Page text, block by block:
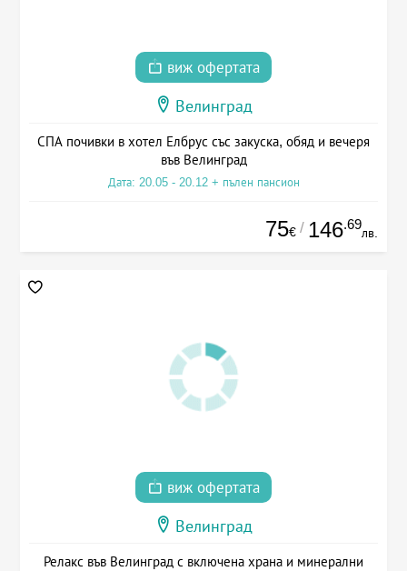
виж офертата
Велинград
СПА почивки в хотел Елбрус със закуска, обяд и вечеря
във Велинград
Дата: 20.05 - 20.12 + пълен пансион
75€ / 146.69
лв.
виж офертата
Велинград
Релакс във Велинград с включена храна и минерални